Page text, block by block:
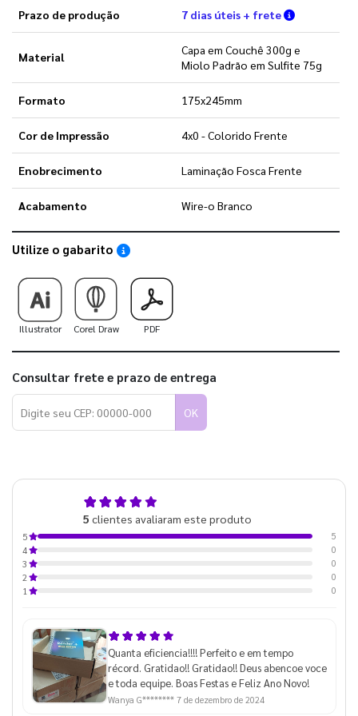
Prazo de produção 7 dias úteis + frete Verifique
Material
Capa em Couchê 300g e
Miolo Padrão em Sulfite 75g
Formato 175x245mm
Cor de Impressão 4x0 - Colorido Frente
Enobrecimento Laminação Fosca Frente
Acabamento Wire-o Branco
Utilize o gabarito Saiba como utilizar os nossos gabaritos
Illustrator Corel Draw PDF
Consultar frete e prazo de entrega
OK
5 clientes avaliaram este produto
5
5
4
0
3
0
2
0
1
0
Quanta eficiencia!!!! Perfeito e em tempo
récord. Gratidao!! Gratidao!! Deus abencoe voce
e toda equipe. Boas Festas e Feliz Ano Novo!
Wanya G******** 7 de dezembro de 2024